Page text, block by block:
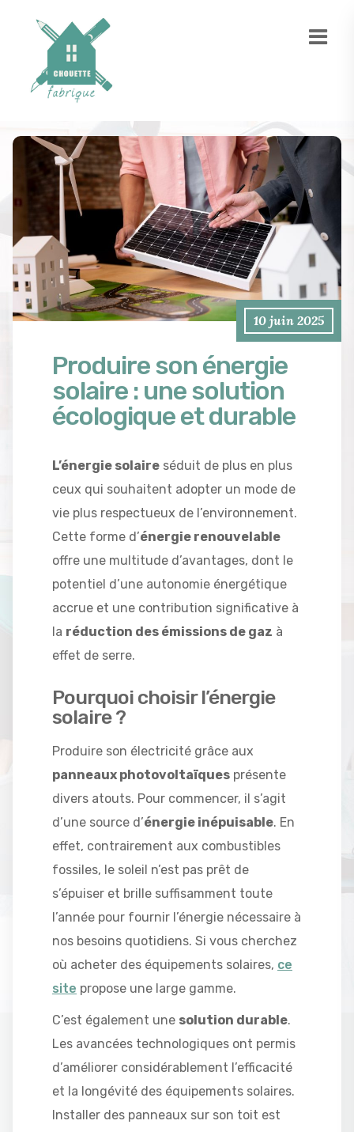
10 juin 2025
Produire son énergie
solaire : une solution
écologique et durable
L’énergie solaire séduit de plus en plus
ceux qui souhaitent adopter un mode de
vie plus respectueux de l’environnement.
Cette forme d’énergie renouvelable
offre une multitude d’avantages, dont le
potentiel d’une autonomie énergétique
accrue et une contribution significative à
la réduction des émissions de gaz à
effet de serre.
Pourquoi choisir l’énergie
solaire ?
Produire son électricité grâce aux
panneaux photovoltaïques présente
divers atouts. Pour commencer, il s’agit
d’une source d’énergie inépuisable. En
effet, contrairement aux combustibles
fossiles, le soleil n’est pas prêt de
s’épuiser et brille suffisamment toute
l’année pour fournir l’énergie nécessaire à
nos besoins quotidiens. Si vous cherchez
où acheter des équipements solaires, ce
site propose une large gamme.
C’est également une solution durable.
Les avancées technologiques ont permis
d’améliorer considérablement l’efficacité
et la longévité des équipements solaires.
Installer des panneaux sur son toit est